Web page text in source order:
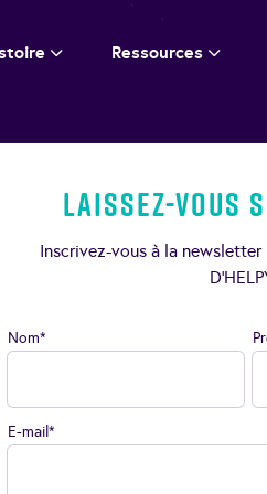
Ressources
Laissez-vous
Inscrivez-vous à la newsletter
Nom*
E-mail*